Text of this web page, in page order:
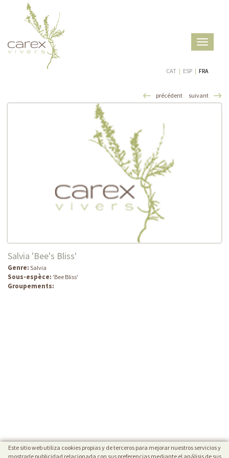
Toggle
CAT | ESP | FRA
précédent suivant
Salvia 'Bee's Bliss'
Genre: Salvia
Sous-espèce: 'Bee Bliss'
Groupements:
Este sitio web utiliza cookies propias y de terceros para mejorar nuestros servicios y
mostrarle publicidad relacionada con sus preferencias mediante el análisis de sus